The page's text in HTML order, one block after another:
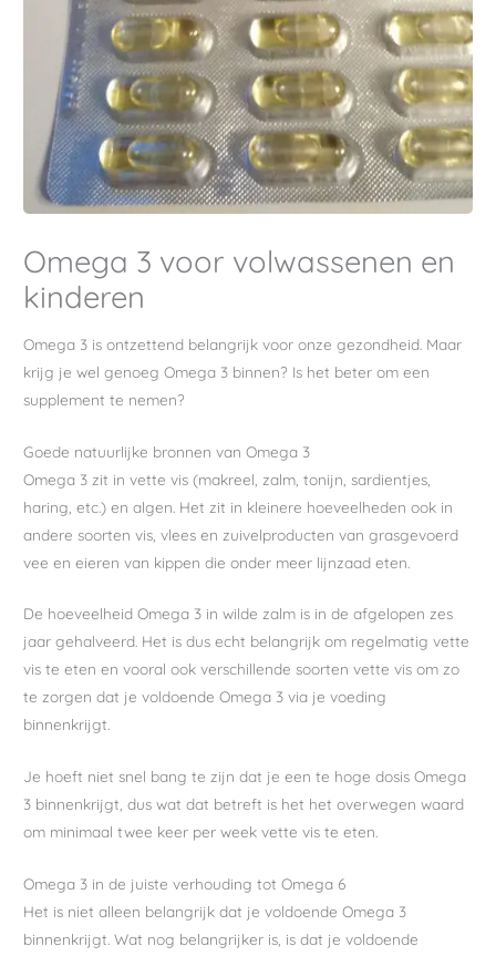
Omega 3 voor volwassenen en
kinderen
Omega 3 is ontzettend belangrijk voor onze gezondheid. Maar
krijg je wel genoeg Omega 3 binnen? Is het beter om een
supplement te nemen?
Goede natuurlijke bronnen van Omega 3
Omega 3 zit in vette vis (makreel, zalm, tonijn, sardientjes,
haring, etc.) en algen. Het zit in kleinere hoeveelheden ook in
andere soorten vis, vlees en zuivelproducten van grasgevoerd
vee en eieren van kippen die onder meer lijnzaad eten.
De hoeveelheid Omega 3 in wilde zalm is in de afgelopen zes
jaar gehalveerd. Het is dus echt belangrijk om regelmatig vette
vis te eten en vooral ook verschillende soorten vette vis om zo
te zorgen dat je voldoende Omega 3 via je voeding
binnenkrijgt.
Je hoeft niet snel bang te zijn dat je een te hoge dosis Omega
3 binnenkrijgt, dus wat dat betreft is het het overwegen waard
om minimaal twee keer per week vette vis te eten.
Omega 3 in de juiste verhouding tot Omega 6
Het is niet alleen belangrijk dat je voldoende Omega 3
binnenkrijgt. Wat nog belangrijker is, is dat je voldoende